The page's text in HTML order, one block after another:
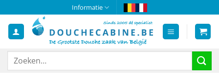
naar
inhoud
Informatie
Zoeken